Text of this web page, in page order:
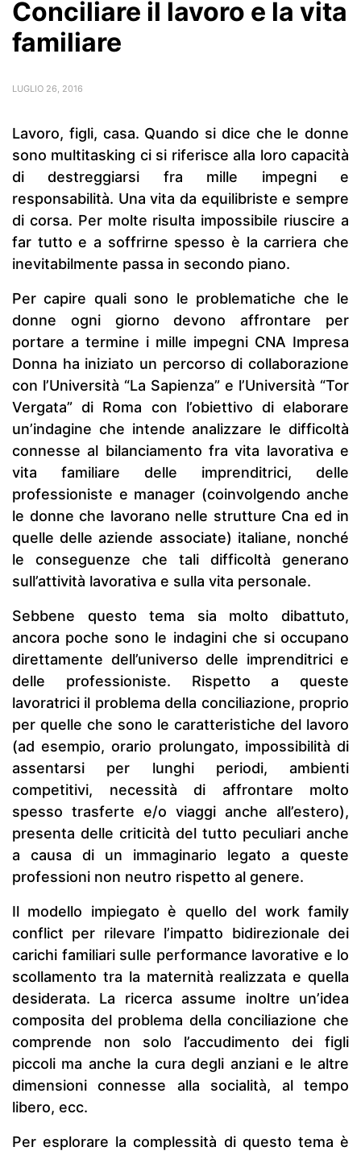
Conciliare il lavoro e la vita
familiare
LUGLIO 26, 2016
Lavoro, figli, casa. Quando si dice che le donne
sono multitasking ci si riferisce alla loro capacità
di destreggiarsi fra mille impegni e
responsabilità. Una vita da equilibriste e sempre
di corsa. Per molte risulta impossibile riuscire a
far tutto e a soffrirne spesso è la carriera che
inevitabilmente passa in secondo piano.
Per capire quali sono le problematiche che le
donne ogni giorno devono affrontare per
portare a termine i mille impegni CNA Impresa
Donna ha iniziato un percorso di collaborazione
con l’Università “La Sapienza” e l’Università “Tor
Vergata” di Roma con l’obiettivo di elaborare
un’indagine che intende analizzare le difficoltà
connesse al bilanciamento fra vita lavorativa e
vita familiare delle imprenditrici, delle
professioniste e manager (coinvolgendo anche
le donne che lavorano nelle strutture Cna ed in
quelle delle aziende associate) italiane, nonché
le conseguenze che tali difficoltà generano
sull’attività lavorativa e sulla vita personale.
Sebbene questo tema sia molto dibattuto,
ancora poche sono le indagini che si occupano
direttamente dell’universo delle imprenditrici e
delle professioniste. Rispetto a queste
lavoratrici il problema della conciliazione, proprio
per quelle che sono le caratteristiche del lavoro
(ad esempio, orario prolungato, impossibilità di
assentarsi per lunghi periodi, ambienti
competitivi, necessità di affrontare molto
spesso trasferte e/o viaggi anche all’estero),
presenta delle criticità del tutto peculiari anche
a causa di un immaginario legato a queste
professioni non neutro rispetto al genere.
Il modello impiegato è quello del work family
conflict per rilevare l’impatto bidirezionale dei
carichi familiari sulle performance lavorative e lo
scollamento tra la maternità realizzata e quella
desiderata. La ricerca assume inoltre un’idea
composita del problema della conciliazione che
comprende non solo l’accudimento dei figli
piccoli ma anche la cura degli anziani e le altre
dimensioni connesse alla socialità, al tempo
libero, ecc.
Per esplorare la complessità di questo tema è